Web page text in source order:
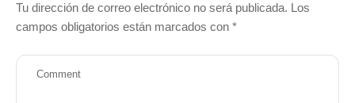
Tu dirección de correo electrónico no será publicada. Los
campos obligatorios están marcados con *